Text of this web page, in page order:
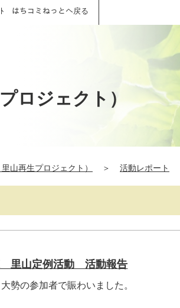
はちコミねっとへ戻る
ロジェクト）
山再生プロジェクト） ＞ 活動レポート
里山定例活動 活動報告
勢の参加者で賑わいました。